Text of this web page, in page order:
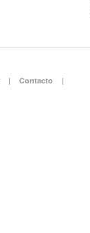
| Contacto |